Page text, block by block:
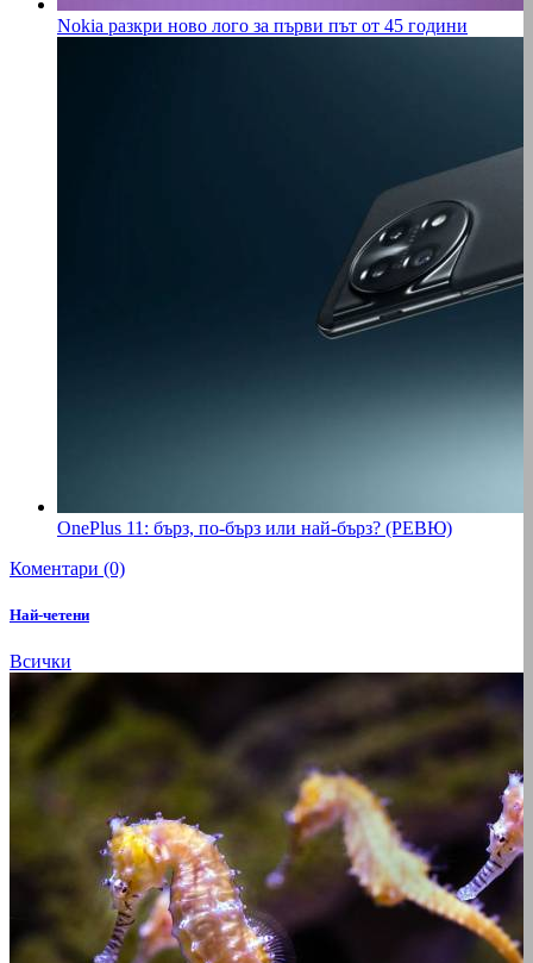
Nokia разкри ново лого за първи път от 45 години
OnePlus 11: бърз, по-бърз или най-бърз? (РЕВЮ)
Коментари (0)
Най-четени
Всички